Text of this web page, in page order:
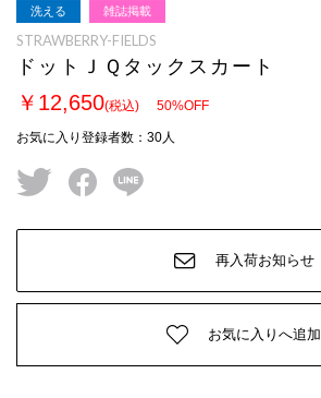
洗える 雑誌掲載
STRAWBERRY-FIELDS
ドットＪＱタックスカート
￥12,650(税込) 50%OFF
お気に入り登録者数 ： 30人
twitter facebook
再入荷お知らせ
お気に入りへ追加